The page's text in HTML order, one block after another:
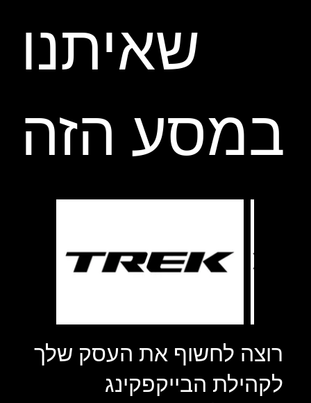
שאיתנו
במסע הזה
רוצה לחשוף את העסק שלך
לקהילת הבייקפקינג